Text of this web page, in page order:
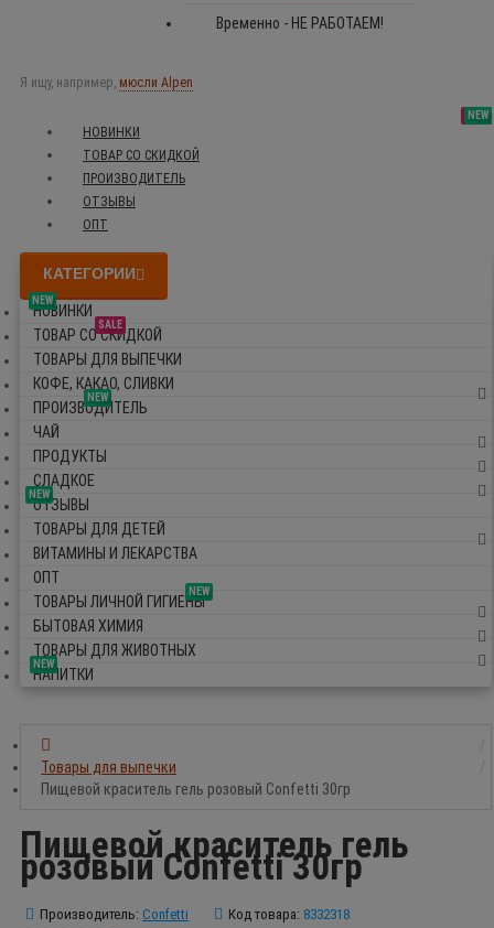
Временно - НЕ РАБОТАЕМ!
Я ищу, например, мюсли Alpen
NEW
НОВИНКИ
SALE
ТОВАР СО СКИДКОЙ
NEW
ПРОИЗВОДИТЕЛЬ
NEW
ОТЗЫВЫ
ОПТ
КАТЕГОРИИ
NEW
НОВИНКИ
SALE
ТОВАР СО СКИДКОЙ
ТОВАРЫ ДЛЯ ВЫПЕЧКИ
КОФЕ, КАКАО, СЛИВКИ
NEW
ПРОИЗВОДИТЕЛЬ
ЧАЙ
ПРОДУКТЫ
СЛАДКОЕ
NEW
ОТЗЫВЫ
ТОВАРЫ ДЛЯ ДЕТЕЙ
ВИТАМИНЫ И ЛЕКАРСТВА
ОПТ
NEW
ТОВАРЫ ЛИЧНОЙ ГИГИЕНЫ
БЫТОВАЯ ХИМИЯ
ТОВАРЫ ДЛЯ ЖИВОТНЫХ
NEW
НАПИТКИ
Товары для выпечки
Пищевой краситель гель розовый Confetti 30гр
Пищевой краситель гель
розовый Confetti 30гр
Производитель: Confetti Код товара: 8332318